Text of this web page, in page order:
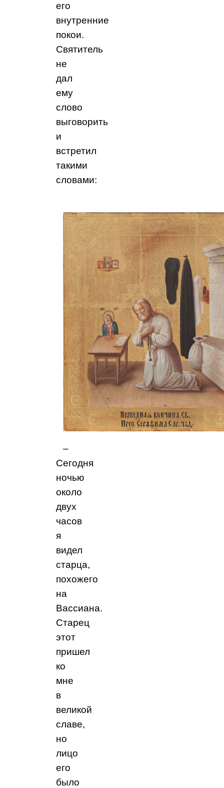
его
внутренние
покои.
Святитель
не
дал
ему
слово
выговорить
и
встретил
такими
словами:
–
Сегодня
ночью
около
двух
часов
я
видел
старца,
похожего
на
Вассиана.
Старец
этот
пришел
ко
мне
в
великой
славе,
но
лицо
его
было